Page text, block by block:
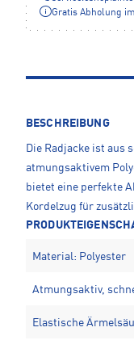
Gratis Abholung
BESCHREIBUNG
Die Radjacke ist aus
atmungsaktivem
bietet eine perfekte
Kordelzug für
Material: Polyester
Atmungsaktiv,
Elastische